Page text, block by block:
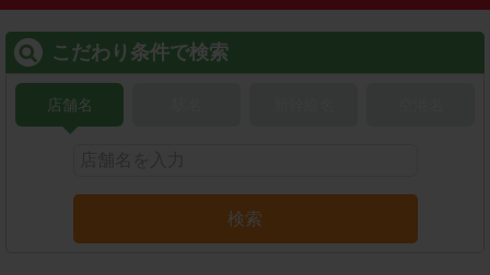
こだわり条件で検索
店舗名
検索